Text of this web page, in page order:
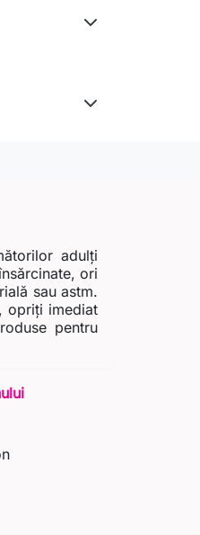
adulți
ori
sau astm.
opriți imediat
pentru